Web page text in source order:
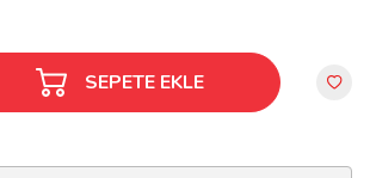
SEPETE EKLE